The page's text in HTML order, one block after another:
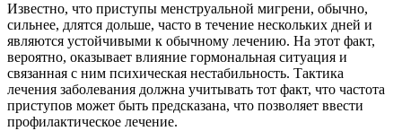
Известно, что приступы менструальной мигрени, обычно,
сильнее, длятся дольше, часто в течение нескольких дней и
являются устойчивыми к обычному лечению. На этот факт,
вероятно, оказывает влияние гормональная ситуация и
связанная с ним психическая нестабильность. Тактика
лечения заболевания должна учитывать тот факт, что частота
приступов может быть предсказана, что позволяет ввести
профилактическое лечение.